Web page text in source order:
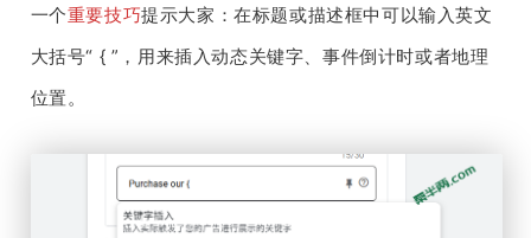
一个重要技巧提示大家：在标题或描述框中可以输入英文
大括号“ { ”，用来插入动态关键字、事件倒计时或者地理
位置。